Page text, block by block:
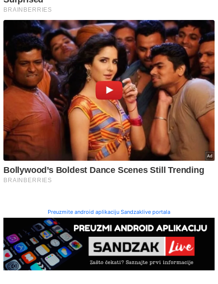
Preuzmite android aplikaciju Sandzaklive portala